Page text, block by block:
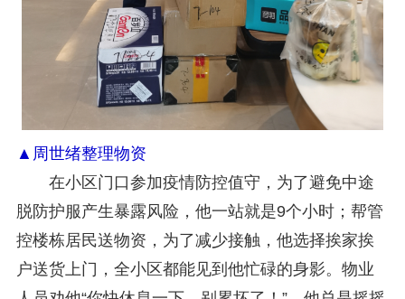
▲周世绪整理物资
在小区门口参加疫情防控值守，为了避免中途
脱防护服产生暴露风险，他一站就是9个小时；帮管
控楼栋居民送物资，为了减少接触，他选择挨家挨
户送货上门，全小区都能见到他忙碌的身影。物业